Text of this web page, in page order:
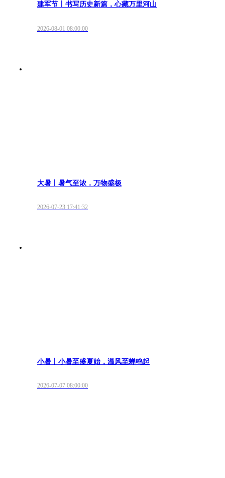
建军节丨书写历史新篇，心藏万里河山
2026-08-01 08:00:00
大暑丨暑气至浓，万物盛极
2026-07-23 17:41:32
小暑丨小暑至盛夏始，温风至蝉鸣起
2026-07-07 08:00:00